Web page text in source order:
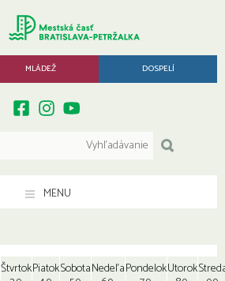
MLÁDEŽ DOSPELÍ
MENU
ŠtvrtokPiatokSobotaNedeľaPondelokUtorok